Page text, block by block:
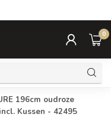
0
196cm oudroze
Kussen - 42495